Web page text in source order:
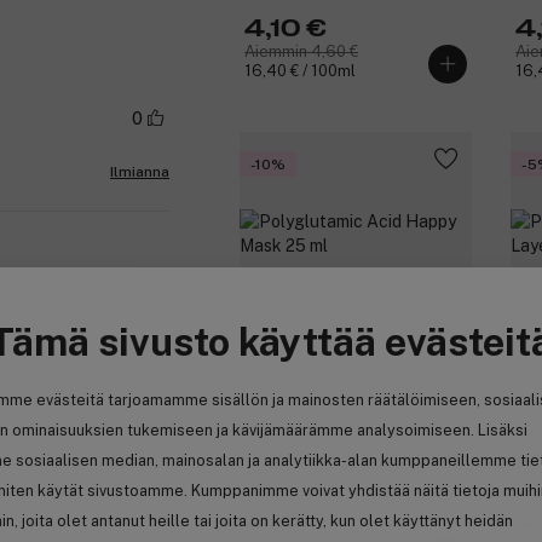
sivusto käyttää
evästeitä tarjoamamme sisällön ja mainosten räätälöimiseen,
ominaisuuksien tukemiseen ja kävijämäärämme analysoimiseen. Lisäksi
sosiaalisen median, mainosalan ja analytiikka-alan kumppaneillemme
käytät sivustoamme. Kumppanimme voivat yhdistää näitä tietoja
joita olet antanut heille tai joita on kerätty, kun olet käyttänyt heidän
4,10 €
Aiemmin 4,60 €
16,40 € / 100ml
-10%
Kocostar
Polyglutamic Acid Happy Mask
4,10 €
-
0
Ilmianna